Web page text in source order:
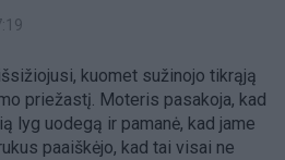
kuomet sužinojo tikrąją
priežastį. Moteris pasakoja, kad
lyg uodegą ir pamanė, kad jame
paaiškėjo, kad tai visai ne